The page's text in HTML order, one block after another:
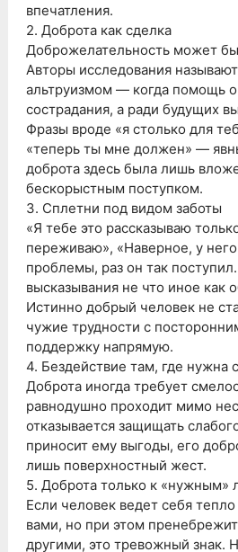
впечатления.
2. Доброта как сделка
Доброжелательность может
Авторы исследования
альтруизмом — когда помощь
сострадания, а ради будущих
Фразы вроде «я столько для
«теперь ты мне должен» —
доброта здесь была лишь
бескорыстным поступком.
3. Сплетни под видом заботы
«Я тебе это рассказываю
переживаю», «Наверное, у
проблемы, раз он так
высказывания не что иное как
Истинно добрый человек не
чужие трудности с
поддержку напрямую.
4. Бездействие там, где нужна
Доброта иногда требует
равнодушно проходит мимо
отказывается защищать
приносит ему выгоды, его
лишь поверхностный жест.
5. Доброта только к «нужным»
Если человек ведет себя
вами, но при этом
другими, это тревожный знак.